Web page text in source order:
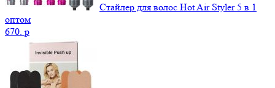
Стайлер для волос Hot Air Styler 5 в 1
оптом
670. p